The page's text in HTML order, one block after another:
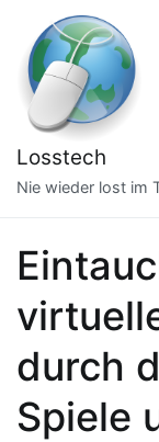
Inhalt
springen
Losstech
Nie wieder lost im
durch
Spiele